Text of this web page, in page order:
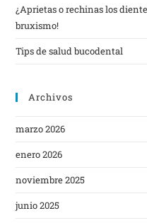
¿Aprietas o rechinas los
bruxismo!
Tips de salud bucodental
Archivos
marzo 2026
enero 2026
noviembre 2025
junio 2025